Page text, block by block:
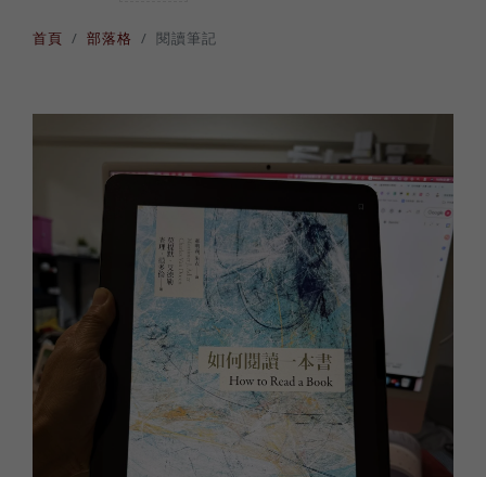
西班牙語
數位工具
法語
日語
外國人學中文
高效生產
人生規劃
專業精進
職場倫理
工具資源
課程設計
思維升級
事業經營
思考模式
從零到一
各國遊記
深度充電
異國美食
身心健康
階段里程
異國婚姻
棒球魂
首頁 部落格 閱讀筆記